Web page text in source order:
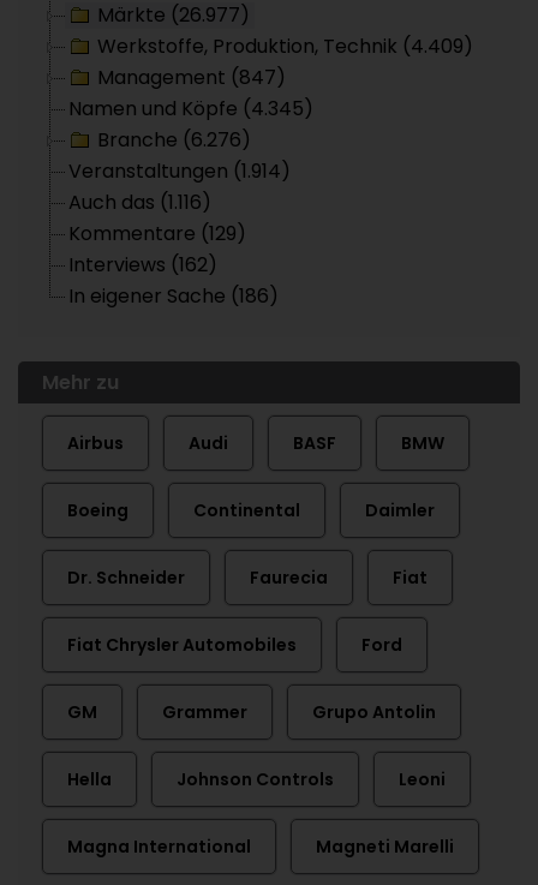
Märkte (26.977)
Werkstoffe, Produktion, Technik (4.409)
Management (847)
Namen und Köpfe (4.345)
Branche (6.276)
Veranstaltungen (1.914)
Auch das (1.116)
Kommentare (129)
Interviews (162)
In eigener Sache (186)
Mehr zu
Airbus Audi BASF BMW
Boeing Continental Daimler
Dr. Schneider Faurecia Fiat
Fiat Chrysler Automobiles Ford
GM Grammer Grupo Antolin
Hella Johnson Controls Leoni
Magna International Magneti Marelli